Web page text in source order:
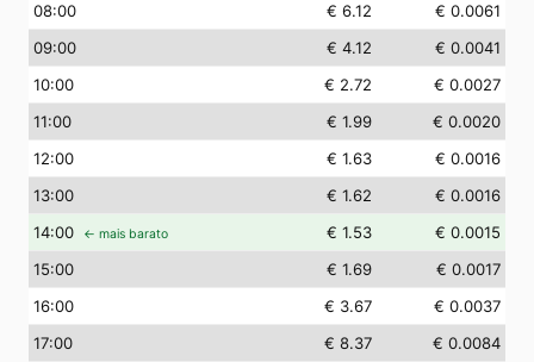
08:00 € 6.12
€ 0.0061
09:00 € 4.12
€ 0.0041
10:00 € 2.72
€ 0.0027
11:00 € 1.99
€ 0.0020
12:00 € 1.63
€ 0.0016
13:00 € 1.62
€ 0.0016
14:00 ← mais barato € 1.53
€ 0.0015
15:00 € 1.69
€ 0.0017
16:00 € 3.67
€ 0.0037
17:00 € 8.37
€ 0.0084